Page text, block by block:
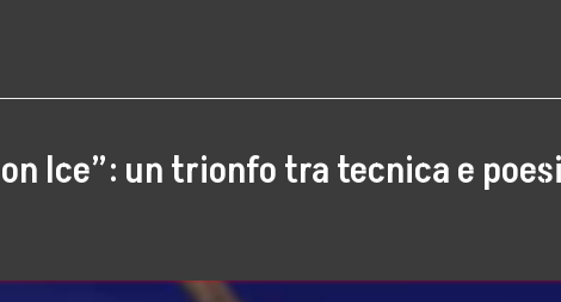
Ice”: un trionfo tra tecnica e